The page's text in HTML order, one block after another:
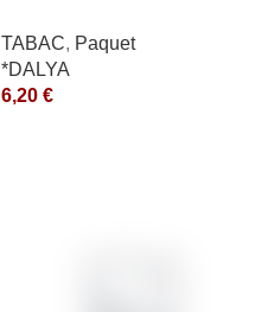
TABAC, Paquet
*DALYA
6,20 €